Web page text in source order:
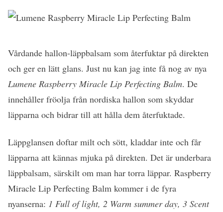
Vårdande hallon-läppbalsam som återfuktar på direkten
och ger en lätt glans. Just nu kan jag inte få nog av nya
Lumene Raspberry Miracle Lip Perfecting Balm. De
innehåller fröolja från nordiska hallon som skyddar
läpparna och bidrar till att hålla dem återfuktade.
Läppglansen doftar milt och sött, kladdar inte och får
läpparna att kännas mjuka på direkten. Det är underbara
läppbalsam, särskilt om man har torra läppar. Raspberry
Miracle Lip Perfecting Balm kommer i de fyra
nyanserna: 1 Full of light, 2 Warm summer day, 3 Scent